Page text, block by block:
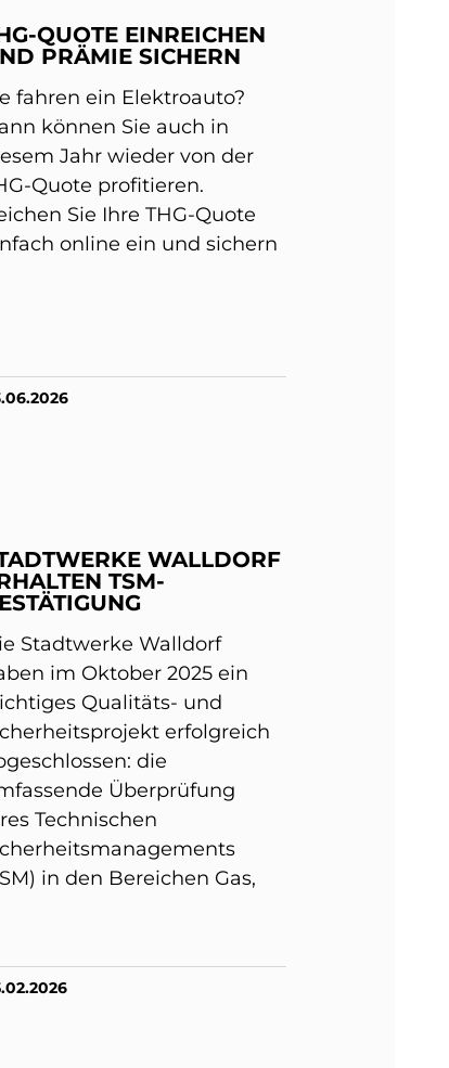
QUOTE EINREICHEN
PRÄMIE SICHERN
fahren ein Elektroauto?
können Sie auch in
Jahr wieder von der
Quote profitieren.
Sie Ihre THG-Quote
online ein und sichern
WALLDORF
TSM-
Stadtwerke Walldorf
im Oktober 2025 ein
Qualitäts- und
erfolgreich
die
Überprüfung
Technischen
in den Bereichen Gas,